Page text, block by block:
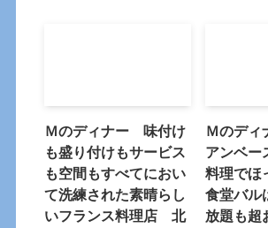
Ｍのディナー 味付け
も盛り付けもサービス
も空間もすべてにおい
て洗練された素晴らし
いフランス料理店 北
Ｍのデ
アンベー
料理でほ
食堂バル
放題も